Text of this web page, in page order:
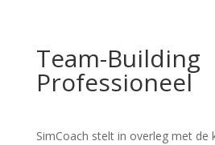
Team-Building
Professioneel
SimCoach stelt in overleg met de